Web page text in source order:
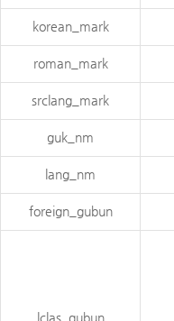
korean_mark
roman_mark
srclang_mark
guk_nm
lang_nm
foreign_gubun
lclas_gubun